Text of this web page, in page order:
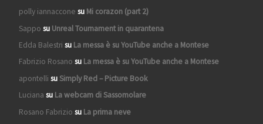
polly iannaccone su Mi corazon (part 2)
Sappo su Unreal Tournament in quarantena
Edda Balestri su La messa è su YouTube anche a Montese
Fabrizio Rosano su La messa è su YouTube anche a Montese
apontelli suSimply Red – Picture Book
Luciana su La webcam di Sassomolare
Rosano Fabrizio su La prima neve